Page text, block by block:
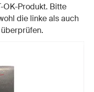
OK-Produkt. Bitte
die linke als auch